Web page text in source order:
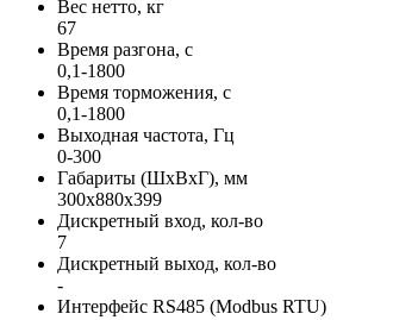
Вес нетто, кг
67
Время разгона, с
0,1-1800
Время торможения, с
0,1-1800
Выходная частота, Гц
0-300
Габариты (ШхВхГ), мм
300x880x399
Дискретный вход, кол-во
7
Дискретный выход, кол-во
-
Интерфейс RS485 (Modbus RTU)